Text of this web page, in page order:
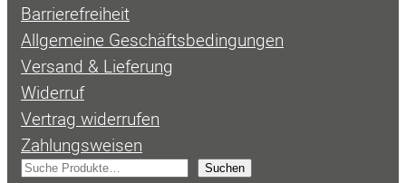
Barrierefreiheit
Allgemeine Geschäftsbedingungen
Versand & Lieferung
Widerruf
Vertrag widerrufen
Zahlungsweisen
S
Suchen